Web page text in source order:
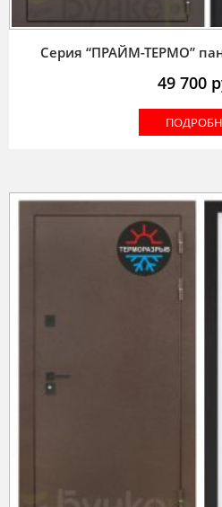
Серия “ПРАЙМ-ТЕРМО”
49 700